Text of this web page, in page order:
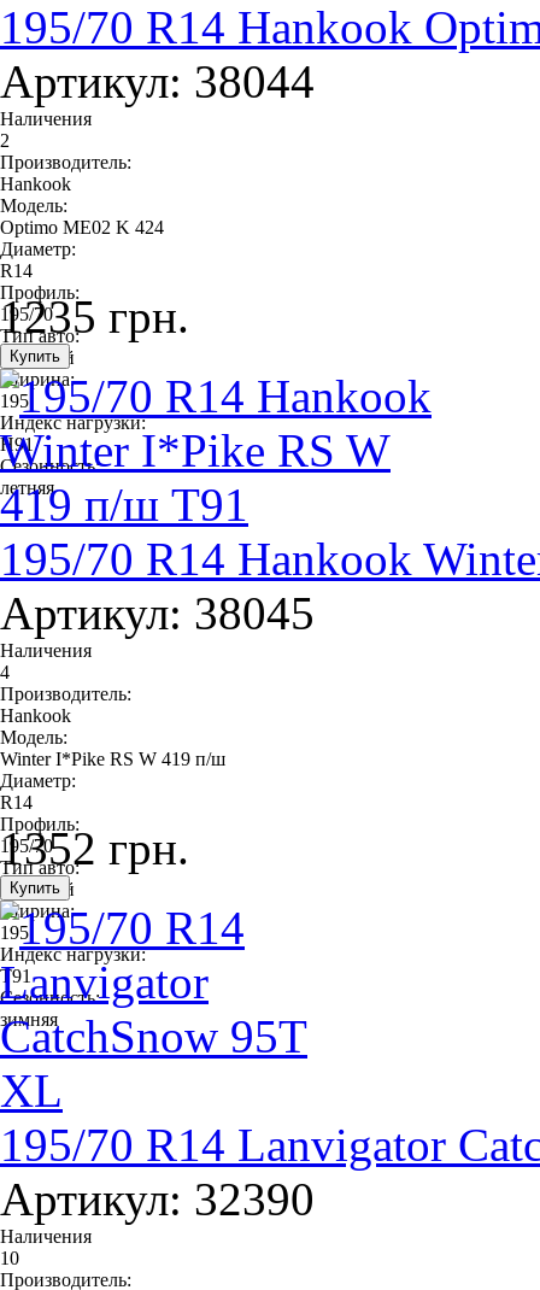
195/70 R14 Hankook
Артикул: 38044
Наличения
2
Производитель:
Hankook
Модель:
Optimo ME02 K 424
Диаметр:
R14
Профиль:
195/70
Тип авто:
легковой
Ширина:
195
Индекс нагрузки:
H91
Сезонность:
летняя
1235 грн.
195/70 R14 Hankook
Артикул: 38045
Наличения
4
Производитель:
Hankook
Модель:
Winter I*Pike RS W 419 п/ш
Диаметр:
R14
Профиль:
195/70
Тип авто:
легковой
Ширина:
195
Индекс нагрузки:
T91
Сезонность:
зимняя
1352 грн.
195/70 R14 Lanvigator
Артикул: 32390
Наличения
10
Производитель: